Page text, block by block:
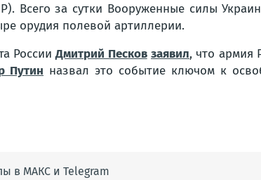
Всего за сутки Вооруженные силы
орудия полевой артиллерии.
РоссииДмитрий Песков заявил, что армия
Путин назвал это событие ключом к
в МАКС и Telegram